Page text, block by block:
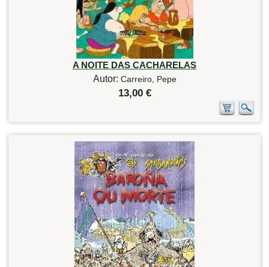
A NOITE DAS CACHARELAS
Autor: Carreiro, Pepe
13,00 €